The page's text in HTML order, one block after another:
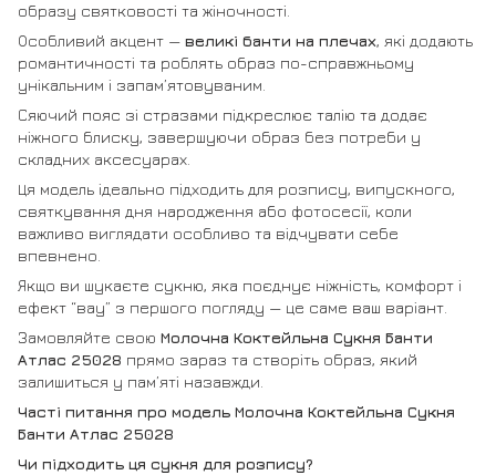
образу святковості та жіночності.
Особливий акцент — великі банти на плечах, які додають
романтичності та роблять образ по-справжньому
унікальним і запам’ятовуваним.
Сяючий пояс зі стразами підкреслює талію та додає
ніжного блиску, завершуючи образ без потреби у
складних аксесуарах.
Ця модель ідеально підходить для розпису, випускного,
святкування дня народження або фотосесії, коли
важливо виглядати особливо та відчувати себе
впевнено.
Якщо ви шукаєте сукню, яка поєднує ніжність, комфорт і
ефект “вау” з першого погляду — це саме ваш варіант.
Замовляйте свою Молочна Коктейльна Сукня Банти
Атлас 25028 прямо зараз та створіть образ, який
залишиться у пам’яті назавжди.
Часті питання про модель Молочна Коктейльна Сукня
Банти Атлас 25028
Чи підходить ця сукня для розпису?